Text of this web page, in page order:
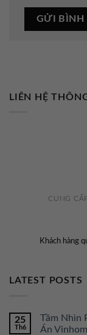
LIÊN HỆ
CUNG
Khách hàng
LATEST POSTS
25
Th6
Tầm Nhìn
Án